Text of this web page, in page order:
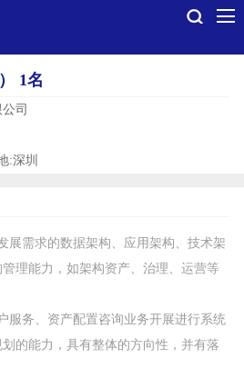
1名
司
:深圳
展需求的数据架构、应用架构、技术架
理能力，如架构资产、治理、运营等
服务、资产配置咨询业务开展进行系统
的能力，具有整体的方向性，并有落